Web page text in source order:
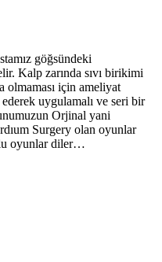
göğsündeki
Kalp zarında sıvı birikimi
olmaması için ameliyat
uygulamalı ve seri bir
Orjinal yani
Surgery olan oyunlar
oyunlar diler…